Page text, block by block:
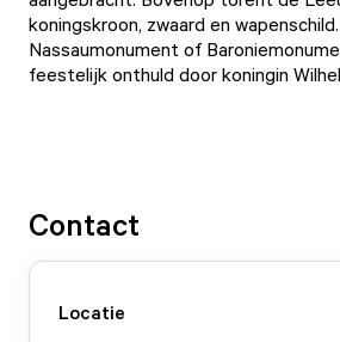
koningskroon, zwaard en
Nassaumonument of
feestelijk onthuld door koningin
Contact
Locatie